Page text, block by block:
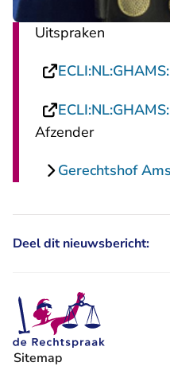
Uitspraken
Afzender
Gerechtshof
Deel dit nieuwsbericht:
Sitemap